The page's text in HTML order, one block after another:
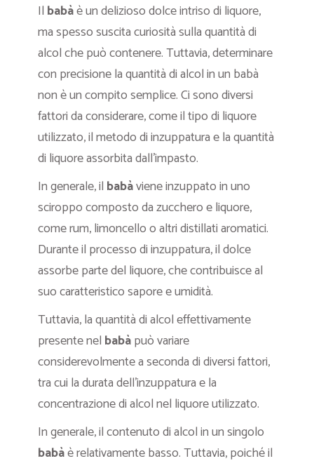
Il babàè un delizioso dolce intriso di liquore,
ma spesso suscita curiosità sulla quantità di
alcol che può contenere. Tuttavia, determinare
con precisione la quantità di alcol in un babà
non è un compito semplice. Ci sono diversi
fattori da considerare, come il tipo di liquore
utilizzato, il metodo di inzuppatura e la quantità
di liquore assorbita dall’impasto.
In generale, il babàviene inzuppato in uno
sciroppo composto da zucchero e liquore,
come rum, limoncello o altri distillati aromatici.
Durante il processo di inzuppatura, il dolce
assorbe parte del liquore, che contribuisce al
suo caratteristico sapore e umidità.
Tuttavia, la quantità di alcol effettivamente
presente nel babàpuò variare
considerevolmente a seconda di diversi fattori,
tra cui la durata dell’inzuppatura e la
concentrazione di alcol nel liquore utilizzato.
In generale, il contenuto di alcol in un singolo
babàè relativamente basso. Tuttavia, poiché il